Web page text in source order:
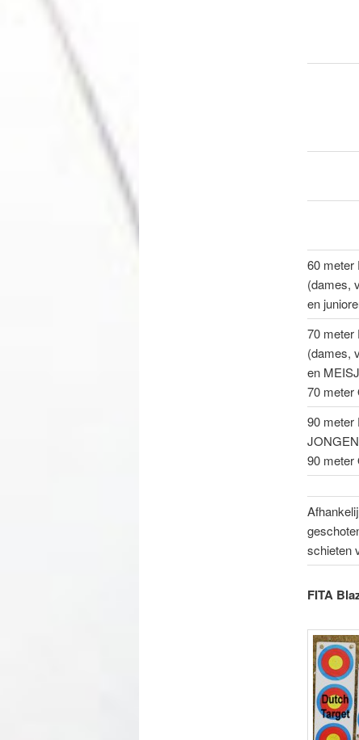
60 meter
(dames,
en
70 meter
(dames,
en
70 meter
90 meter
90 meter
schieten
FITA